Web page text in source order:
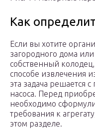
Как
Если вы хотите
загородного дома
собственный
способе извлечения
эта задача решается
насоса. Перед
необходимо
требования к
этом разделе.